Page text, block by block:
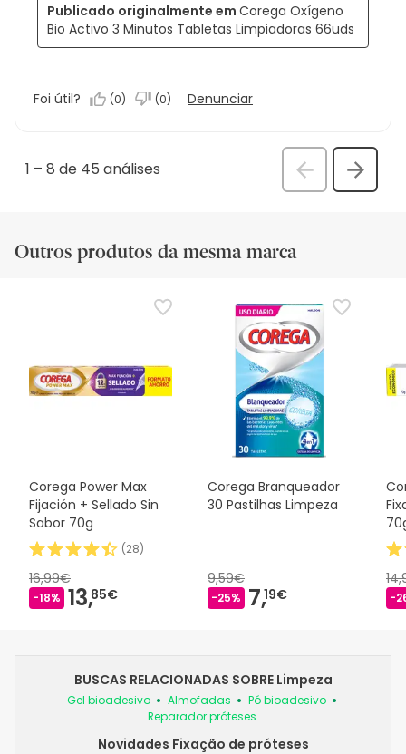
Publicado originalmente em Corega Oxígeno
Bio Activo 3 Minutos Tabletas Limpiadoras 66uds
Foi útil? (0) (0) Denunciar
1 – 8 de 45 análises
Anterior
Outros produtos da mesma marca
Corega Power Max
Fijación + Sellado Sin
Sabor 70g
(28)
16,99€
-18% 13,85€
Corega Branqueador
30 Pastilhas Limpeza
9,59€
-25% 7,19€ -
BUSCAS RELACIONADAS SOBRE Limpeza
Gel bioadesivo Almofadas
Pó bioadesivo
Reparador próteses
Novidades Fixação de próteses